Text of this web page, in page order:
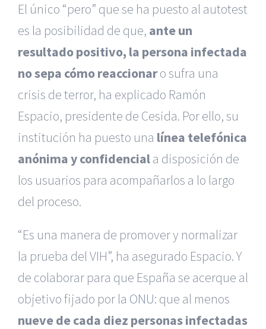
El único “pero” que se ha puesto al autotest
es la posibilidad de que, ante un
resultado positivo, la persona infectada
no sepa cómo reaccionaro sufra una
crisis de terror, ha explicado Ramón
Espacio, presidente de Cesida. Por ello, su
institución ha puesto una línea telefónica
anónima y confidenciala disposición de
los usuarios para acompañarlos a lo largo
del proceso.
“Es una manera de promover y normalizar
la prueba del VIH”, ha asegurado Espacio. Y
de colaborar para que España se acerque al
objetivo fijado por la ONU: que al menos
nueve de cada diez personas infectadas